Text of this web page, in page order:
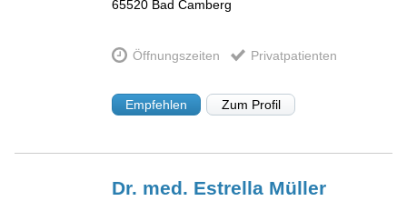
65520 Bad Camberg
Öffnungszeiten Privatpatienten
Empfehlen Zum Profil
Dr. med. Estrella Müller